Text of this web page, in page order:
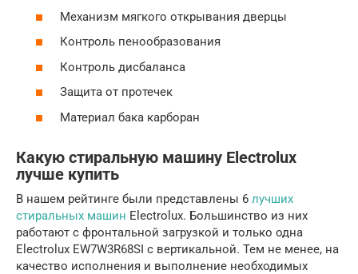
Механизм мягкого открывания дверцы
Контроль пенообразования
Контроль дисбаланса
Защита от протечек
Материал бака карборан
Какую стиральную машину Electrolux
лучше купить
В нашем рейтинге были представлены 6 лучших
стиральных машин Electrolux. Большинство из них
работают с фронтальной загрузкой и только одна
Electrolux EW7W3R68SI с вертикальной. Тем не менее, на
качество исполнения и выполнение необходимых